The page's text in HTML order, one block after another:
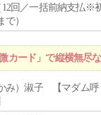
12回／一括前納支払※
で）
カード」で縦横無尽
み）淑子 【マダム呼